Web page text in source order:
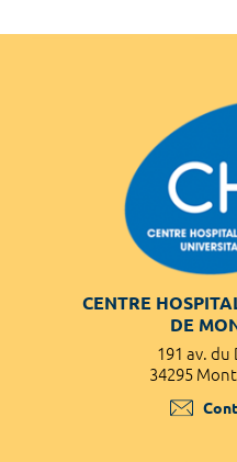
CENTRE
DE
191 av. du
34295